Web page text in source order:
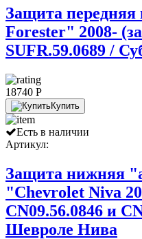
Защита
Forester" 2008-
SUFR.59.0689 /
18740 P
Купить
Есть в наличии
Артикул:
Защита нижняя
"Chevrolet Niva
CN09.56.0846 и
Шевроле Нива